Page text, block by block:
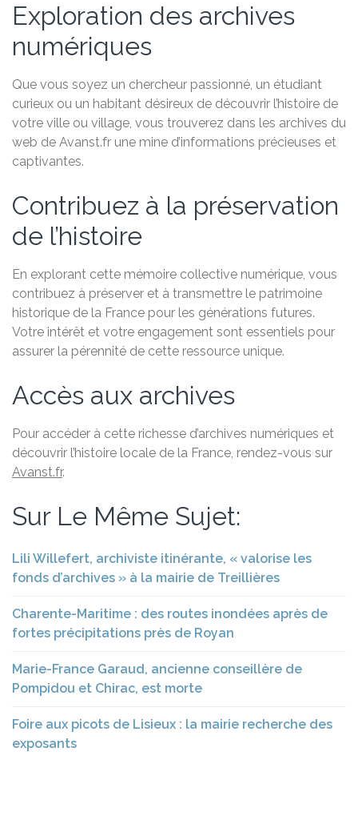
Exploration des archives
numériques
Que vous soyez un chercheur passionné, un étudiant
curieux ou un habitant désireux de découvrir l’histoire de
votre ville ou village, vous trouverez dans les archives du
web de Avanst.fr une mine d’informations précieuses et
captivantes.
Contribuez à la préservation
de l’histoire
En explorant cette mémoire collective numérique, vous
contribuez à préserver et à transmettre le patrimoine
historique de la France pour les générations futures.
Votre intérêt et votre engagement sont essentiels pour
assurer la pérennité de cette ressource unique.
Accès aux archives
Pour accéder à cette richesse d’archives numériques et
découvrir l’histoire locale de la France, rendez-vous sur
Avanst.fr.
Sur Le Même Sujet:
Lili Willefert, archiviste itinérante, « valorise les
fonds d’archives » à la mairie de Treillières
Charente-Maritime : des routes inondées après de
fortes précipitations près de Royan
Marie-France Garaud, ancienne conseillère de
Pompidou et Chirac, est morte
Foire aux picots de Lisieux : la mairie recherche des
exposants